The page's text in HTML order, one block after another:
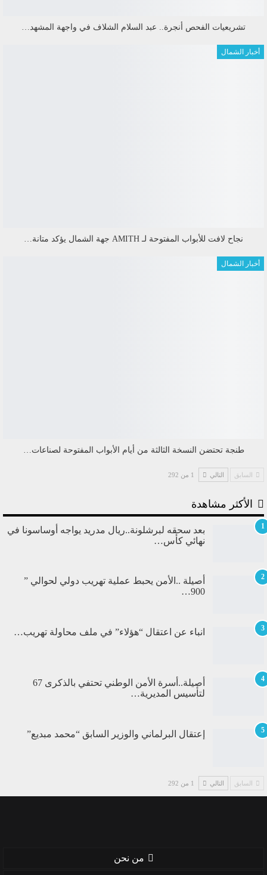
تشريعيات الفحص أنجرة.. عبد السلام الشلاف في واجهة المشهد…
أخبار الشمال
نجاح لافت للأبواب المفتوحة لـ AMITH جهة الشمال يؤكد متانة…
أخبار الشمال
طنجة تحتضن النسخة الثالثة من أيام الأبواب المفتوحة لصناعات…
السابق التالي 1 من 292
الأكثر مشاهدة
1
بعد سحقه لبرشلونة..ريال مدريد يواجه أوساسونا في
نهائي كأس…
2
أصيلة ..الأمن يحبط عملية تهريب دولي لحوالي ”
900…
3 انباء عن اعتقال “هؤلاء” في ملف محاولة تهريب…
4
أصيلة..أسرة الأمن الوطني تحتفي بالذكرى 67
لتأسيس المديرية…
5 إعتقال البرلماني والوزير السابق “محمد مبديع”
السابق التالي 1 من 292
من نحن